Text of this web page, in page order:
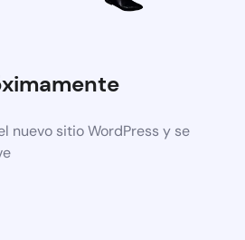
nuevo sitio WordPress y se